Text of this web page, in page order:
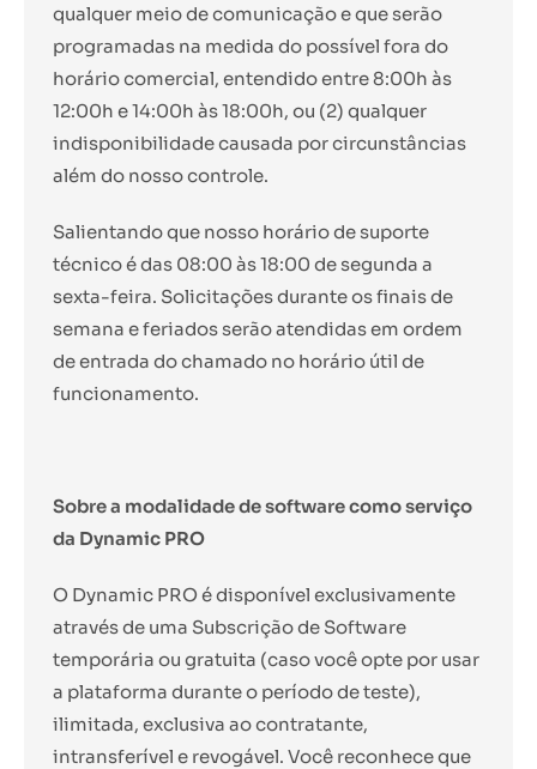
qualquer meio de comunicação e que serão
programadas na medida do possível fora do
horário comercial, entendido entre 8:00h às
12:00h e 14:00h às 18:00h, ou (2) qualquer
indisponibilidade causada por circunstâncias
além do nosso controle.
Salientando que nosso horário de suporte
técnico é das 08:00 às 18:00 de segunda a
sexta-feira. Solicitações durante os finais de
semana e feriados serão atendidas em ordem
de entrada do chamado no horário útil de
funcionamento.
Sobre a modalidade de software como serviço
da Dynamic PRO
O Dynamic PRO é disponível exclusivamente
através de uma Subscrição de Software
temporária ou gratuita (caso você opte por usar
a plataforma durante o período de teste),
ilimitada, exclusiva ao contratante,
intransferível e revogável. Você reconhece que